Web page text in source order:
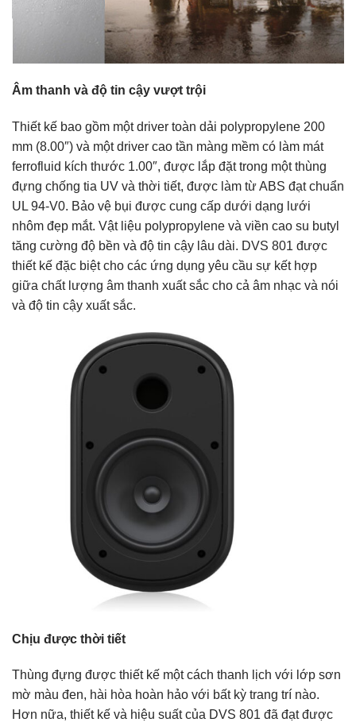
Âm thanh và độ tin cậy vượt trội
Thiết kế bao gồm một driver toàn dải polypropylene 200
mm (8.00″) và một driver cao tần màng mềm có làm mát
ferrofluid kích thước 1.00″, được lắp đặt trong một thùng
đựng chống tia UV và thời tiết, được làm từ ABS đạt chuẩn
UL 94-V0. Bảo vệ bụi được cung cấp dưới dạng lưới
nhôm đẹp mắt. Vật liệu polypropylene và viền cao su butyl
tăng cường độ bền và độ tin cậy lâu dài. DVS 801 được
thiết kế đặc biệt cho các ứng dụng yêu cầu sự kết hợp
giữa chất lượng âm thanh xuất sắc cho cả âm nhạc và nói
và độ tin cậy xuất sắc.
Chịu được thời tiết
Thùng đựng được thiết kế một cách thanh lịch với lớp sơn
mờ màu đen, hài hòa hoàn hảo với bất kỳ trang trí nào.
Hơn nữa, thiết kế và hiệu suất của DVS 801 đã đạt được